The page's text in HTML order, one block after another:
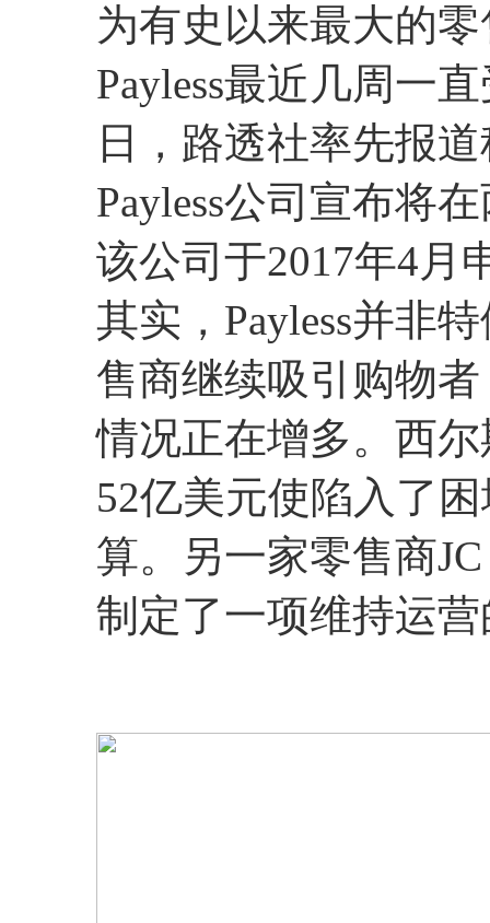
为有史以来最大的
Payless最近几周一
日，路透社率先报
Payless公司宣布将
该公司于2017年4月
其实，Payless并非
售商继续吸引购物
情况正在增多。西
52亿美元使陷入了
算。另一家零售商
制定了一项维持运